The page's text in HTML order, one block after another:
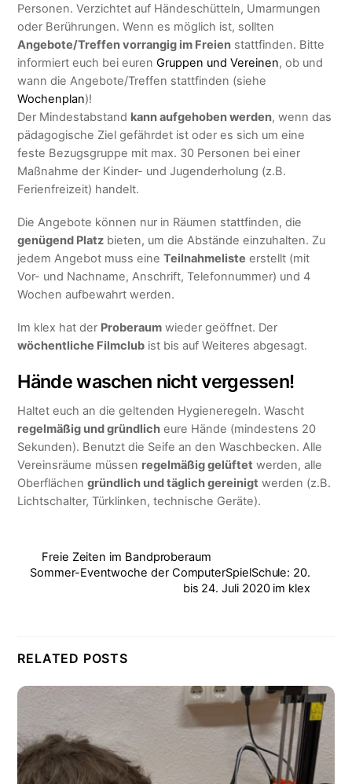
Personen. Verzichtet auf Händeschütteln, Umarmungen
oder Berührungen. Wenn es möglich ist, sollten
Angebote/Treffen vorrangig im Freien stattfinden. Bitte
informiert euch bei eurenGruppen und Vereinen, ob und
wann die Angebote/Treffen stattfinden (siehe
Wochenplan)!
Der Mindestabstand kann aufgehoben werden, wenn das
pädagogische Ziel gefährdet ist oder es sich um eine
feste Bezugsgruppe mit max. 30 Personen bei einer
Maßnahme der Kinder- und Jugenderholung (z.B.
Ferienfreizeit) handelt.
Die Angebote können nur in Räumen stattfinden, die
genügend Platz bieten, um die Abstände einzuhalten. Zu
jedem Angebot muss eineTeilnahmeliste erstellt (mit
Vor- und Nachname, Anschrift, Telefonnummer) und 4
Wochen aufbewahrt werden.
Im klex hat der Proberaum wieder geöffnet. Der
wöchentliche Filmclub ist bis auf Weiteres abgesagt.
Hände waschen nicht vergessen!
Haltet euch an die geltenden Hygieneregeln. Wascht
regelmäßig und gründlich eure Hände (mindestens 20
Sekunden). Benutzt die Seife an den Waschbecken. Alle
Vereinsräume müssen regelmäßig gelüftet werden, alle
Oberflächengründlich und täglich gereinigt werden (z.B.
Lichtschalter, Türklinken, technische Geräte).
Freie Zeiten im Bandproberaum
Sommer-Eventwoche der ComputerSpielSchule: 20.
bis 24. Juli 2020 im klex
RELATED POSTS